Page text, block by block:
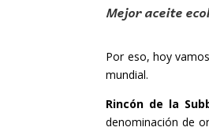
Mejor aceite
Por eso, hoy
mundial.
Rincón de la
denominación de